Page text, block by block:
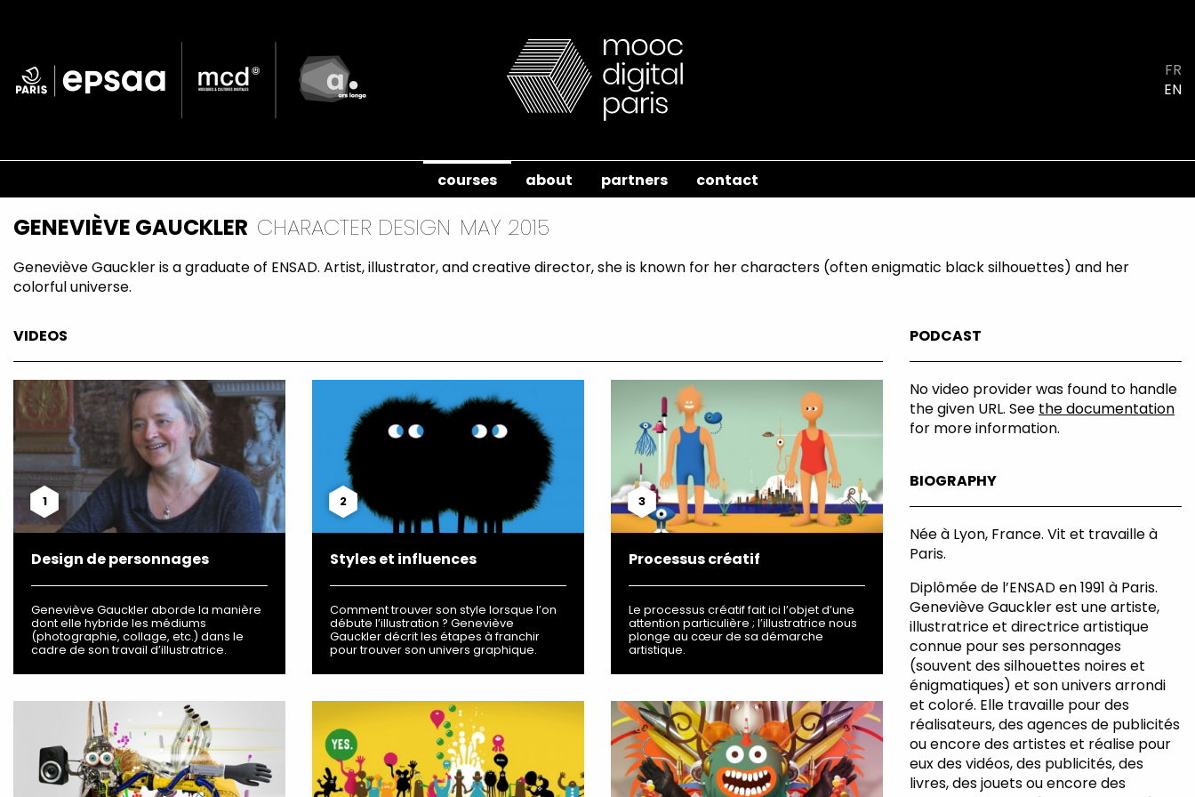
content
FR
EN
principale
courses about partners contact
GENEVIÈVE GAUCKLER CHARACTER DESIGN MAY 2015
Geneviève Gauckler is a graduate of ENSAD. Artist, illustrator, and creative director, she is known for her characters (often enigmatic black silhouettes) and her
colorful universe.
VIDEOS
1
Design de personnages
Geneviève Gauckler aborde la manière
dont elle hybride les médiums
(photographie, collage, etc.) dans le
cadre de son travail d’illustratrice.
2
Styles et influences
Comment trouver son style lorsque l’on
débute l’illustration ? Geneviève
Gauckler décrit les étapes à franchir
pour trouver son univers graphique.
3
Processus créatif
Le processus créatif fait ici l’objet d’une
attention particulière ; l’illustratrice nous
plonge au cœur de sa démarche
artistique.
PODCAST
No video provider was found to handle
the given URL. See the documentation
for more information.
BIOGRAPHY
Née à Lyon, France. Vit et travaille à
Paris.
Diplômée de l’ENSAD en 1991 à Paris.
Geneviève Gauckler est une artiste,
illustratrice et directrice artistique
connue pour ses personnages
(souvent des silhouettes noires et
énigmatiques) et son univers arrondi
et coloré. Elle travaille pour des
réalisateurs, des agences de publicités
ou encore des artistes et réalise pour
eux des vidéos, des publicités, des
livres, des jouets ou encore des